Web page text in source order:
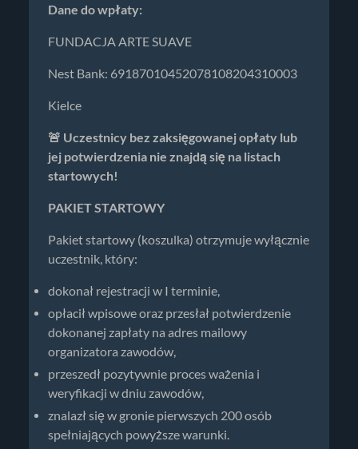
Dane do wpłaty:
FUNDACJA ARTE SUAVE
Nest Bank: 69187010452078108204310003
Kielce
🚨 Uczestnicy bez zaksięgowanej opłaty lub
jej potwierdzenia nie znajdą się na listach
startowych!
PAKIET STARTOWY
Pakiet startowy (koszulka) otrzymuje wyłącznie
uczestnik, który:
dokonał rejestracji w I terminie,
opłacił wpisowe oraz przesłał potwierdzenie
dokonanej zapłaty na adres mailowy
organizatora zawodów,
przeszedł pozytywnie proces ważenia i
weryfikacji w dniu zawodów,
znalazł się w gronie pierwszych 200 osób
spełniających powyższe warunki.